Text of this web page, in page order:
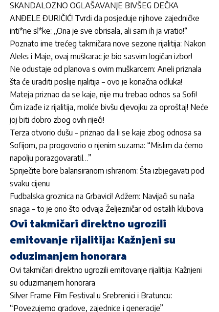
SKANDALOZNO OGLAŠAVANJE BIVŠEG DEČKA
ANĐELE ĐURIČIĆ! Tvrdi da posjeduje njihove zajedničke
inti*ne sl*ke: „Ona je sve obrisala, ali sam ih ja vratio!“
Poznato ime trećeg takmičara nove sezone rijalitija: Nakon
Aleks i Maje, ovaj muškarac je bio sasvim logičan izbor!
Ne odustaje od planova s ovim muškarcem: Aneli priznala
šta će uraditi poslije rijalitija – ovo je konačna odluka!
Mateja priznao da se kaje, nije mu trebao odnos sa Sofi!
Čim izađe iz rijalitija, moliće bivšu djevojku za oproštaj! Neće
joj biti dobro zbog ovih riječi!
Terza otvorio dušu – priznao da li se kaje zbog odnosa sa
Sofijom, pa progovorio o njenim suzama: “Mislim da ćemo
napolju porazgovaratil…”
Spriječite bore balansiranom ishranom: Šta izbjegavati pod
svaku cijenu
Fudbalska groznica na Grbavici! Adžem: Navijači su naša
snaga – to je ono što odvaja Željezničar od ostalih klubova
Ovi takmičari direktno ugrozili
emitovanje rijalitija: Kažnjeni su
oduzimanjem honorara
Ovi takmičari direktno ugrozili emitovanje rijalitija: Kažnjeni
su oduzimanjem honorara
Silver Frame Film Festival u Srebrenici i Bratuncu:
“Povezujemo gradove, zajednice i generacije”